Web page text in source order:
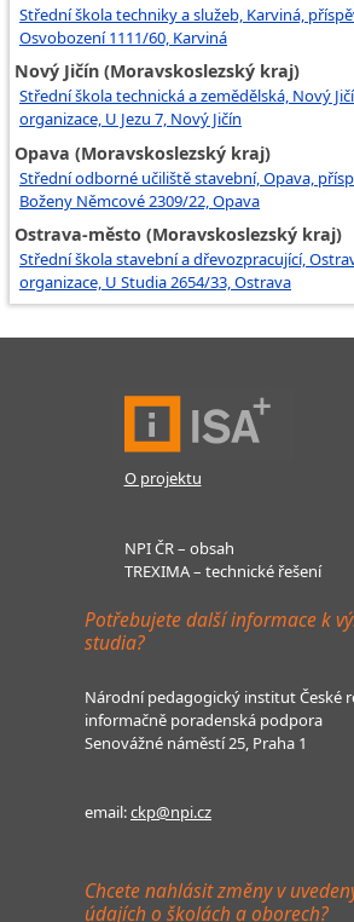
Střední škola techniky a služeb, Karviná,
Osvobození 1111/60, Karviná
Nový Jičín (Moravskoslezský kraj)
Střední škola technická a zemědělská, Nový
organizace, U Jezu 7, Nový Jičín
Opava (Moravskoslezský kraj)
Střední odborné učiliště stavební, Opava,
Boženy Němcové 2309/22, Opava
Ostrava-město (Moravskoslezský kraj)
Střední škola stavební a dřevozpracující,
organizace, U Studia 2654/33, Ostrava
O projektu
NPI ČR – obsah
TREXIMA – technické řešení
Potřebujete další informace k
studia?
Národní pedagogický institut České
informačně poradenská podpora
Senovážné náměstí 25, Praha 1
email:ckp@npi.cz
Chcete nahlásit změny v
údajích o školách a oborech?